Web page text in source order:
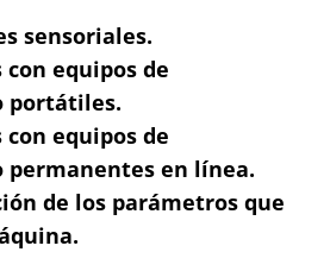
sensoriales.
equipos de
portátiles.
equipos de
permanentes en línea.
de los parámetros que